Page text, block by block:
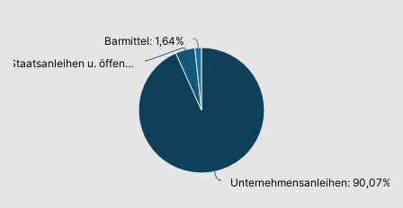
Unternehmensanleihen: 90,07%
Staatsanleihen u. öffentl.Anleihen: 4,83%
Barmittel: 1,64%